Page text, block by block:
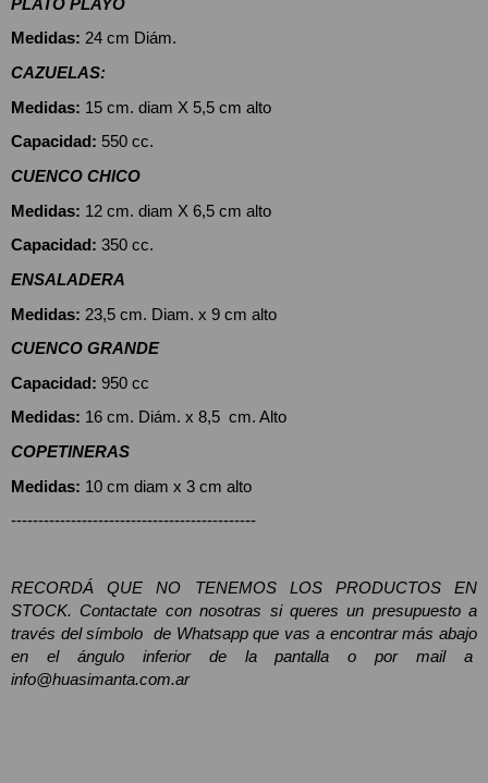
Medidas: 24 cm Diám.
CAZUELAS:
Medidas: 15 cm. diam X 5,5 cm alto
Capacidad: 550 cc.
CUENCO CHICO
Medidas: 12 cm. diam X 6,5 cm alto
Capacidad: 350 cc.
ENSALADERA
Medidas: 23,5 cm. Diam. x 9 cm alto
CUENCO GRANDE
Capacidad: 950 cc
Medidas: 16 cm. Diám. x 8,5  cm. Alto
COPETINERAS
Medidas: 10 cm diam x 3 cm alto
---------------------------------------------
RECORDÁ QUE NO TENEMOS LOS PRODUCTOS EN
STOCK. Contactate con nosotras si queres un presupuesto a
través del símbolo  de Whatsapp que vas a encontrar más abajo
info@huasimanta.com.ar